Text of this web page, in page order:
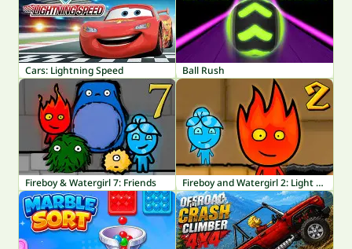
Cars: Lightning Speed Ball Rush
Fireboy & Watergirl 7: Friends Fireboy and Watergirl 2: Light Temple